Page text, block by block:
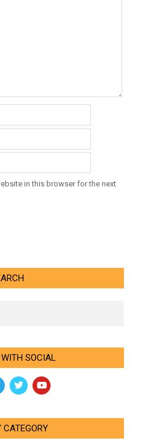
in this browser for the next
SOCIAL
CATEGORY